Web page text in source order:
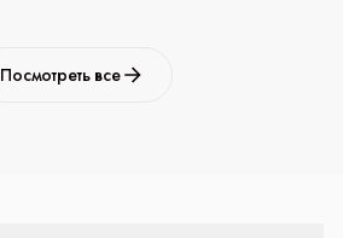
Посмотреть все